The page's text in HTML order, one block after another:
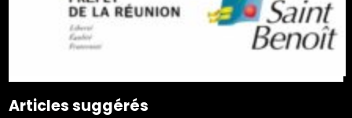
Articles suggérés